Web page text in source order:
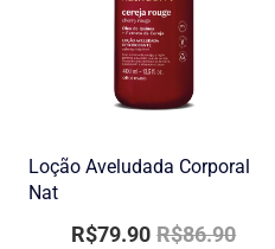
Loção Aveludada Corporal
Nat
R$86.90
R$79.90